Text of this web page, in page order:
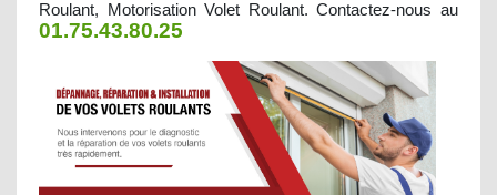
Roulant, Motorisation Volet Roulant. Contactez-nous au
01.75.43.80.25